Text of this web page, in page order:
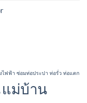
ไฟฟ้า ซ่อมท่อประปา ท่อรั่ว ท่อแตก
แม่บ้าน